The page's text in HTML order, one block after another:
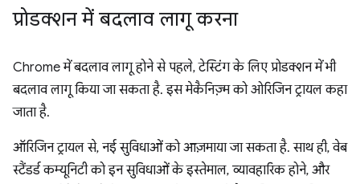
प्रोडक्शन में बदलाव लागू करना
Chrome में बदलाव लागू होने से पहले, टेस्टिंग के लिए प्रोडक्शन में भी
बदलाव लागू किया जा सकता है. इस मेकैनिज़्म को ओरिजिन ट्रायल कहा
जाता है.
ऑरिजिन ट्रायल से, नई सुविधाओं को आज़माया जा सकता है. साथ ही, वेब
स्टैंडर्ड कम्यूनिटी को इन सुविधाओं के इस्तेमाल, व्यावहारिक होने, और